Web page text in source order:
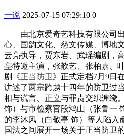
一说 2025-07-15 07:29:10 0
由北京爱奇艺科技有限公司出
心、国韵文化、慈文传媒、博地
云亮执导，贾东岩、武瑶编剧，高
亭特邀主演，张歆艺、张柏嘉、
剧《正当防卫》正式定档7月9日
讲述了两宗跨越十四年的防卫过
相与谎言、 正义与罪责交织缠绕
饰）与市检察官段鸿山（张鲁一
的李沐风（白敬亭 饰）等人陷入
国法之间展开一场关于正当防卫